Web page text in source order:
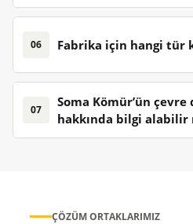
06 Fabrika için hangi tür
07
Soma Kömür’ün
hakkında bilgi alabilir
ÇÖZÜM ORTAKLARIMIZ